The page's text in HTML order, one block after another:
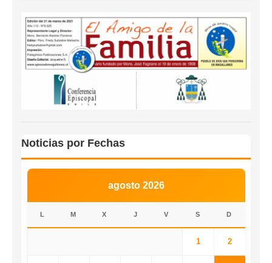
Noticias por Fechas
agosto 2026
L M X J V S D
1 2